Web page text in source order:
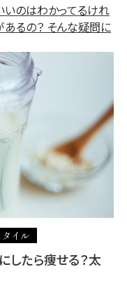
のはわかってるけれ
あるの？ そんな疑問に
イル
したら痩せる？太